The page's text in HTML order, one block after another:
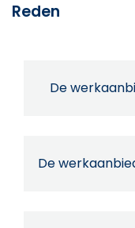
Reden
De
De